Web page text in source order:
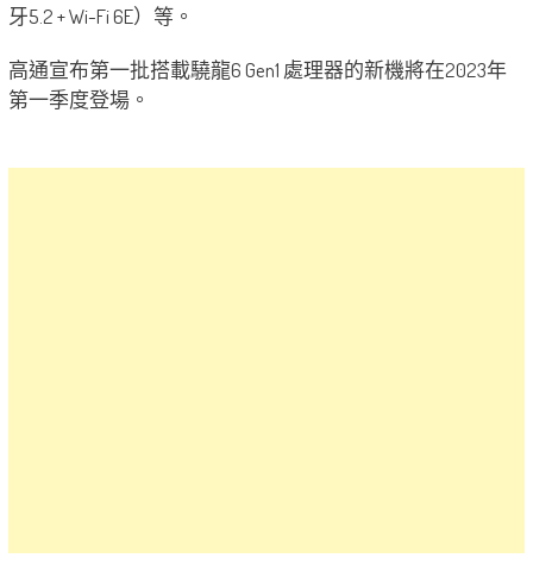
牙5.2 + Wi-Fi 6E）等。
高通宣布第一批搭載驍龍6 Gen1 處理器的新機將在2023年
第一季度登場。